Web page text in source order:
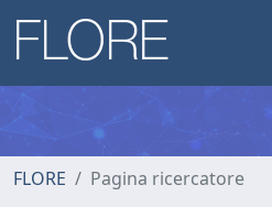
FLORE Pagina ricercatore